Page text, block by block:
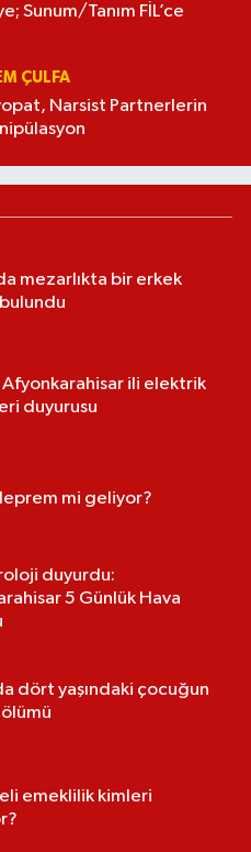
Sunum/Tanım FİL’ce
ÇULFA
Narsist Partnerlerin
mezarlıkta bir erkek
Afyonkarahisar ili elektrik
duyurusu
mi geliyor?
duyurdu:
5 Günlük Hava
dört yaşındaki çocuğun
emeklilik kimleri